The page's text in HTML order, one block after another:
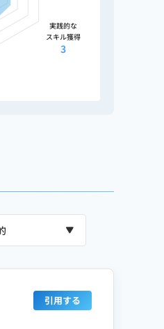
実践的な
スキル獲得
3
引用する